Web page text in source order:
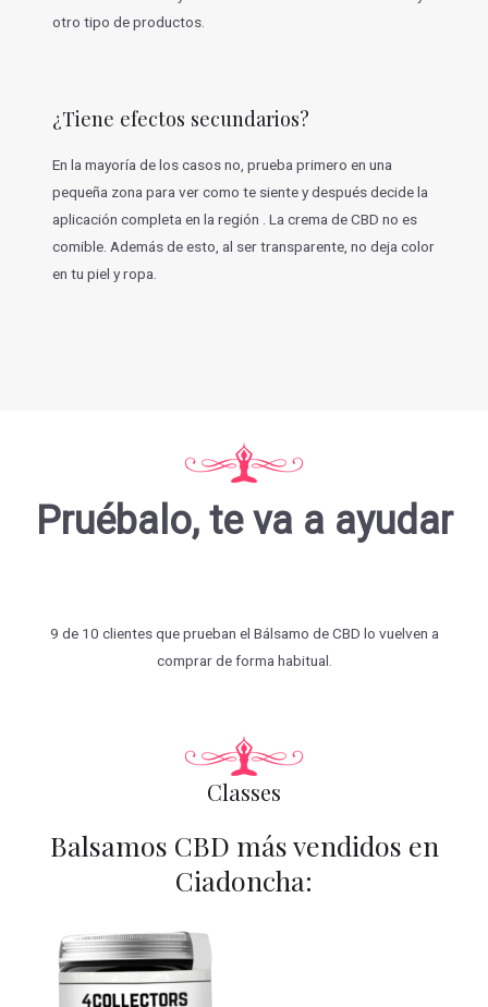
otro tipo de productos.
¿Tiene efectos secundarios?
En la mayoría de los casos no, prueba primero en una
pequeña zona para ver como te siente y después decide la
aplicación completa en la región . La crema de CBD no es
comible. Además de esto, al ser transparente, no deja color
en tu piel y ropa.
Pruébalo, te va a ayudar
9 de 10 clientes que prueban el Bálsamo de CBD lo vuelven a
comprar de forma habitual.
Classes
Balsamos CBD más vendidos en
Ciadoncha: